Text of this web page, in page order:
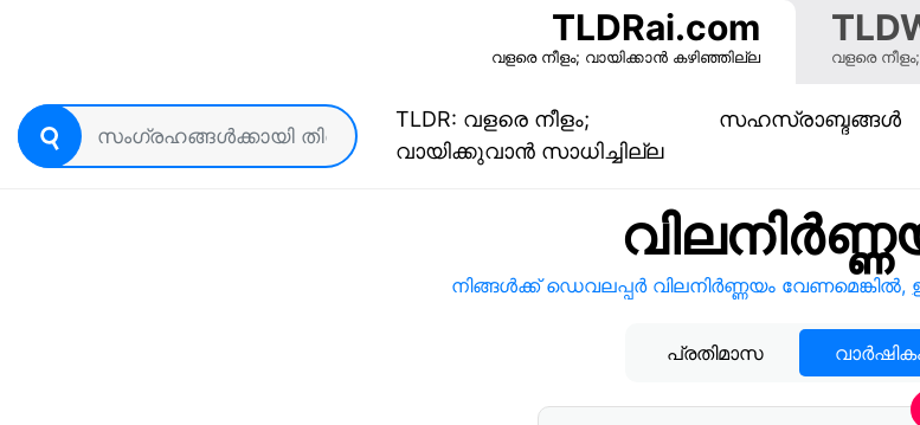
TLDRai.com
വളരെ നീളം; വായിക്കാൻ കഴിഞ്ഞില്ല വളരെ
TLDR: വളരെ നീളം;
വായിക്കുവാന്‍ സാധിച്ചില്ല(current)
സഹസ്രാബ്ദങ്ങള്‍
നിങ്ങൾക്ക് ഡെവലപ്പർ വിലനിർണ്ണയം വേണമെങ്കിൽ,
പ്രതിമാസ